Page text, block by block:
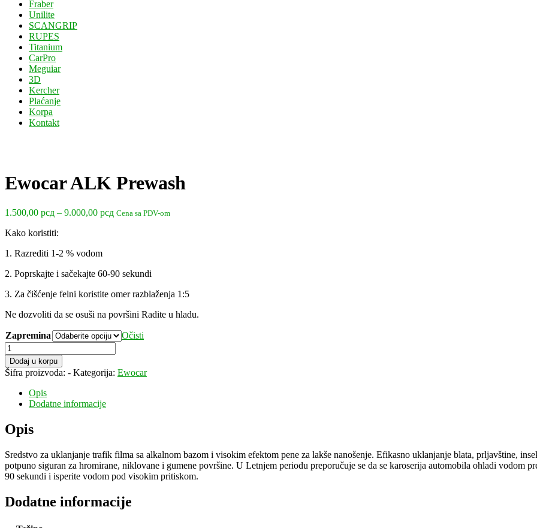
Fraber
Unilite
SCANGRIP
RUPES
Titanium
CarPro
Meguiar
3D
Kercher
Plaćanje
Korpa
Kontakt
Ewocar ALK Prewash
1.500,00 рсд – 9.000,00 рсдRaspon
Cena sa PDV-om
Kako koristiti:
1. Razrediti 1-2 % vodom
2. Poprskajte i sačekajte 60-90 sekundi
3. Za čišćenje felni koristite omer razblaženja 1:5
Ne dozvoliti da se osuši na površini Radite u hladu.
Zapremina
Očisti
Ewocar
ALK
Prewash
količina
Dodaj u korpu
Šifra proizvoda: - Kategorija: Ewocar
Opis
Dodatne informacije
Opis
Sredstvo za uklanjanje trafik filma sa alkalnom bazom i visokim efektom pene za lakše nanošenje. Efikasno uklanjanje blata, prljavštine,
potpuno siguran za hromirane, niklovane i gumene površine. U Letnjem periodu preporučuje se da se karoserija automobila ohladi vodom
90 sekundi i isperite vodom pod visokim pritiskom.
Dodatne informacije